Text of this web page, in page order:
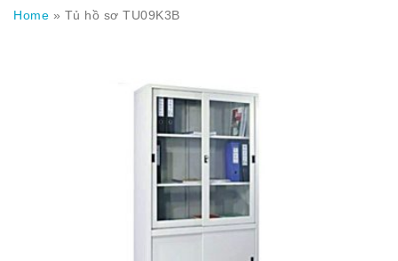
Home » Tủ hồ sơ TU09K3B